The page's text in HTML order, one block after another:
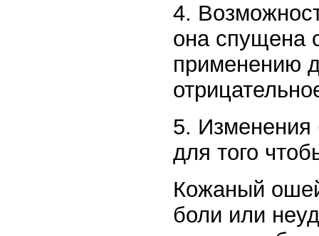
4.
она спущена
применению
5. Изменения
для того
Кожаный
боли или